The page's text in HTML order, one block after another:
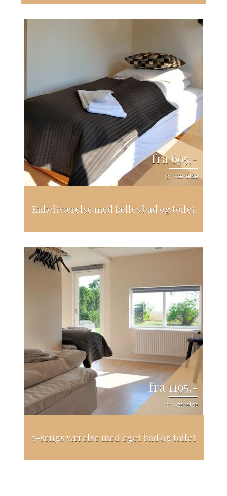
fra 695,-
pr. værelse
Enkeltværelse med fælles bad og toilet
fra 1195,-
pr. værelse
3-sengs værelse med eget bad og toilet